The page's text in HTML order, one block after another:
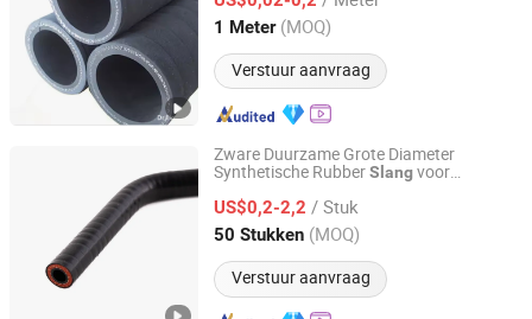
1 Meter (MOQ)
Verstuur aanvraag
Hebei, China Sinds 2025
Zware Duurzame Grote Diameter
Synthetische RubberSlangvoor
US$0,2-2,2 / Stuk
50 Stukken (MOQ)
Verstuur aanvraag
Jiangyin No. 2 Rubber Products Factory Co., Ltd
Jiangsu, China Sinds 2025